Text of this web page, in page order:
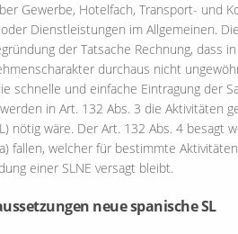
Gewerbe, Hotelfach, Transport- und
Dienstleistungen im Allgemeinen.
der Tatsache Rechnung, dass
durchaus nicht
schnelle und einfache Eintragung der
in Art. 132 Abs. 3 die Aktivitäten
nötig wäre. Der Art. 132 Abs. 4
fallen, welcher für bestimmte
einer SLNE versagt bleibt.
neue spanische SL